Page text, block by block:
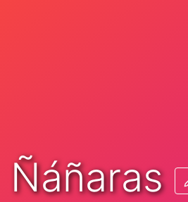
Ñáñaras